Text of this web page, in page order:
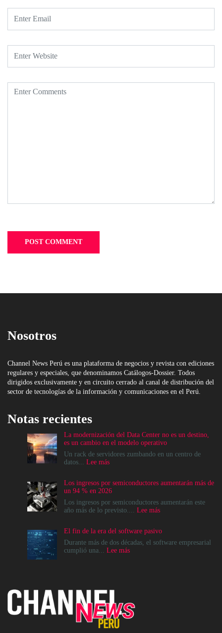
Nosotros
Channel News Perú es una plataforma de negocios y revista con ediciones
regulares y especiales, que denominamos Catálogos-Dossier. Todos
dirigidos exclusivamente y en circuito cerrado al canal de distribución del
sector de tecnologías de la información y comunicaciones en el Perú.
Notas recientes
La modernización del Data Center no es un destino,
es un cambio en el modelo operativo
Un rack de servidores zumbando en un centro de
datos... Lee más:
del
Data
Center
no
destino,
es
un
operativo
Los ingresos por semiconductores aumentarán más de
un 94 % en 2026
Los ingresos por semiconductores aumentarán este
año más de lo previsto.... Lee más:
por
semiconductores
El fin de la era del software pasivo
Durante más de dos décadas, el software empresarial
cumplió una... Lee más:
software
pasivo